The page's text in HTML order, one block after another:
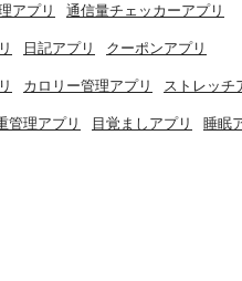
アプリ 通信量チェッカーアプリ
日記アプリ クーポンアプリ
カロリー管理アプリ ストレッチ
管理アプリ 目覚ましアプリ 睡眠